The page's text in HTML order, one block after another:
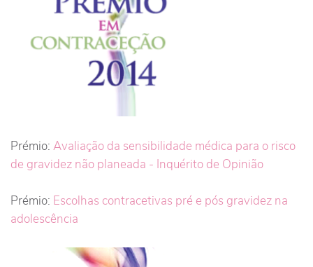
Prémio: Avaliação da sensibilidade médica para o risco
de gravidez não planeada - Inquérito de Opinião
Prémio: Escolhas contracetivas pré e pós gravidez na
adolescência